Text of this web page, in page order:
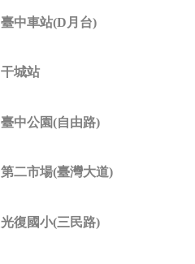
臺中車站(D月台)
干城站
臺中公園(自由路)
第二市場(臺灣大道)
光復國小(三民路)